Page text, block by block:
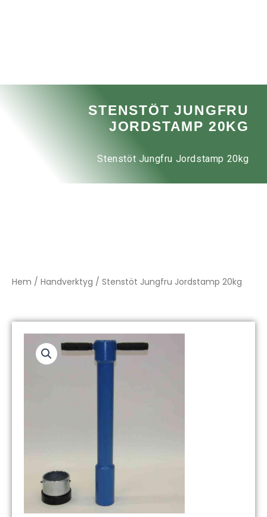
STENSTÖT JUNGFRU
JORDSTAMP 20KG
Stenstöt Jungfru Jordstamp 20kg
Hem / Handverktyg / Stenstöt Jungfru Jordstamp 20kg